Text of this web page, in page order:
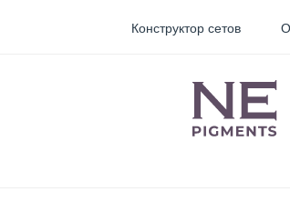
Конструктор сетов